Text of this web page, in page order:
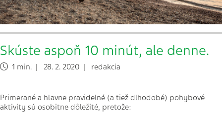
Skúste aspoň 10 minút, ale denne.
1 min. | 28. 2. 2020 | redakcia
Primerané a hlavne pravidelné (a tiež dlhodobé) pohybové
aktivity sú osobitne dôležité, pretože: